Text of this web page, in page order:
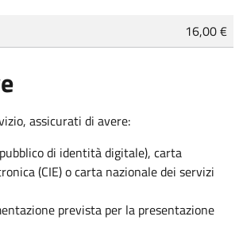
16,00 €
assicurati di avere:
di identità digitale), carta
(CIE) o carta nazionale dei servizi
prevista per la presentazione